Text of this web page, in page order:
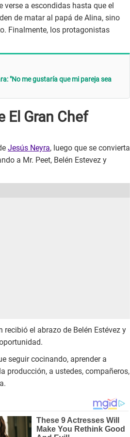
verse a escondidas hasta que el
de matar al papá de Alina, sino
Finalmente, los protagonistas
"No me gustaría que mi pareja sea
El Gran Chef
Jesús Neyra, luego que se convierta
a Mr. Peet, Belén Estevez y
el abrazo de Belén Estévez y
seguir cocinando, aprender a
producción, a ustedes, compañeros,